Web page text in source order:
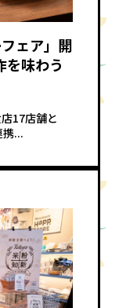
ェア」開
を味わう
17店舗と
携...